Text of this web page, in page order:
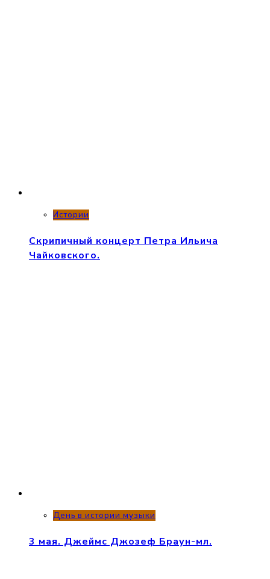
Истории
Скрипичный концерт Петра Ильича
Чайковского.
День в истории музыки
3 мая. Джеймс Джозеф Браун-мл.